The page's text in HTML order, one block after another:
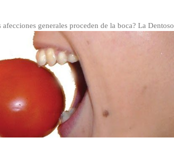
generales proceden de la boca? La